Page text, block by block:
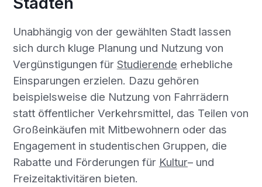
Unabhängig von der gewählten Stadt lassen
sich durch kluge Planung und Nutzung von
Vergünstigungen für Studierende erhebliche
Einsparungen erzielen. Dazu gehören
beispielsweise die Nutzung von Fahrrädern
statt öffentlicher Verkehrsmittel, das Teilen von
Großeinkäufen mit Mitbewohnern oder das
Engagement in studentischen Gruppen, die
Rabatte und Förderungen für Kultur– und
Freizeitaktivitären bieten.